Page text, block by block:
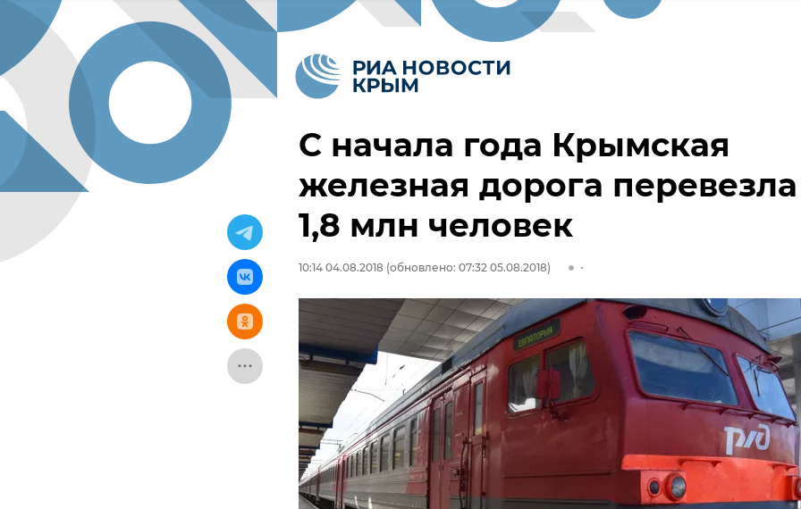
С начала года Крымская
железная дорога перевезла
1,8 млн человек
10:14 04.08.2018 (обновлено: 07:32 05.08.2018)